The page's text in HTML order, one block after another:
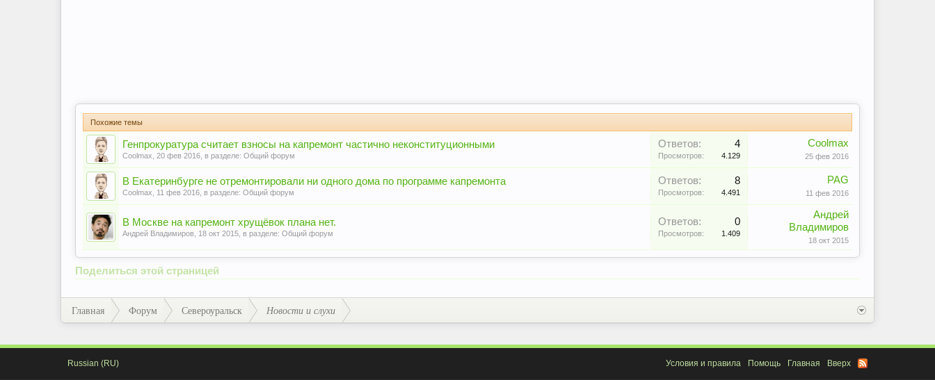
Похожие темы
Генпрокуратура считает взносы на капремонт частично неконституционными
Coolmax 20 фев 2016 , в разделе: Общий форум
Ответов: 4
Просмотров: 4.129
Coolmax
25 фев 2016
В Екатеринбурге не отремонтировали ни одного дома по программе капремонта
Coolmax 11 фев 2016 , в разделе: Общий форум
Ответов: 8
Просмотров: 4.491
PAG
11 фев 2016
В Москве на капремонт хрущёвок плана нет.
Андрей Владимиров 18 окт 2015 , в разделе: Общий форум
Ответов: 0
Просмотров: 1.409
Андрей
Владимиров
18 окт 2015
Поделиться этой страницей
Главная Форум Североуральск Новости и слухи
Russian (RU) Условия и правила Помощь Главная Вверх